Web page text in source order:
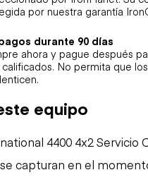
por nuestra garantía
durante 90 días
ahora y pague después
No permita que
equipo
4400 4x2 Servicio
capturan en el